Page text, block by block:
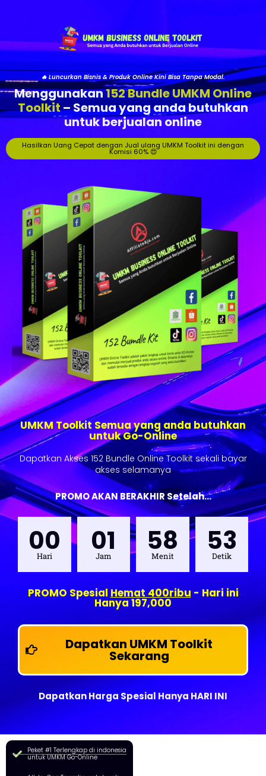
🔥 Luncurkan Bisnis & Produk Online Kini Bisa Tanpa Modal.
Menggunakan152 Bundle UMKM Online
Toolkit– Semua yang anda butuhkan
untuk berjualan online
Hasilkan Uang Cepat dengan Jual ulang UMKM Toolkit ini dengan
Komisi 60% 😍
UMKM Toolkit Semua yang anda butuhkan
untuk Go-Online
Dapatkan Akses 152 Bundle Online Toolkit sekali bayar
akses selamanya
PROMO AKAN BERAKHIR Setelah...
00
Hari 01
Jam 58
Menit 51
Detik
PROMO Spesial Hemat 400ribu - Hari ini
Hanya 197,000
Dapatkan UMKM Toolkit
Sekarang
Dapatkan Harga Spesial Hanya HARI INI
Peket #1 Terlengkap di indonesia
untuk UMKM Go-Online